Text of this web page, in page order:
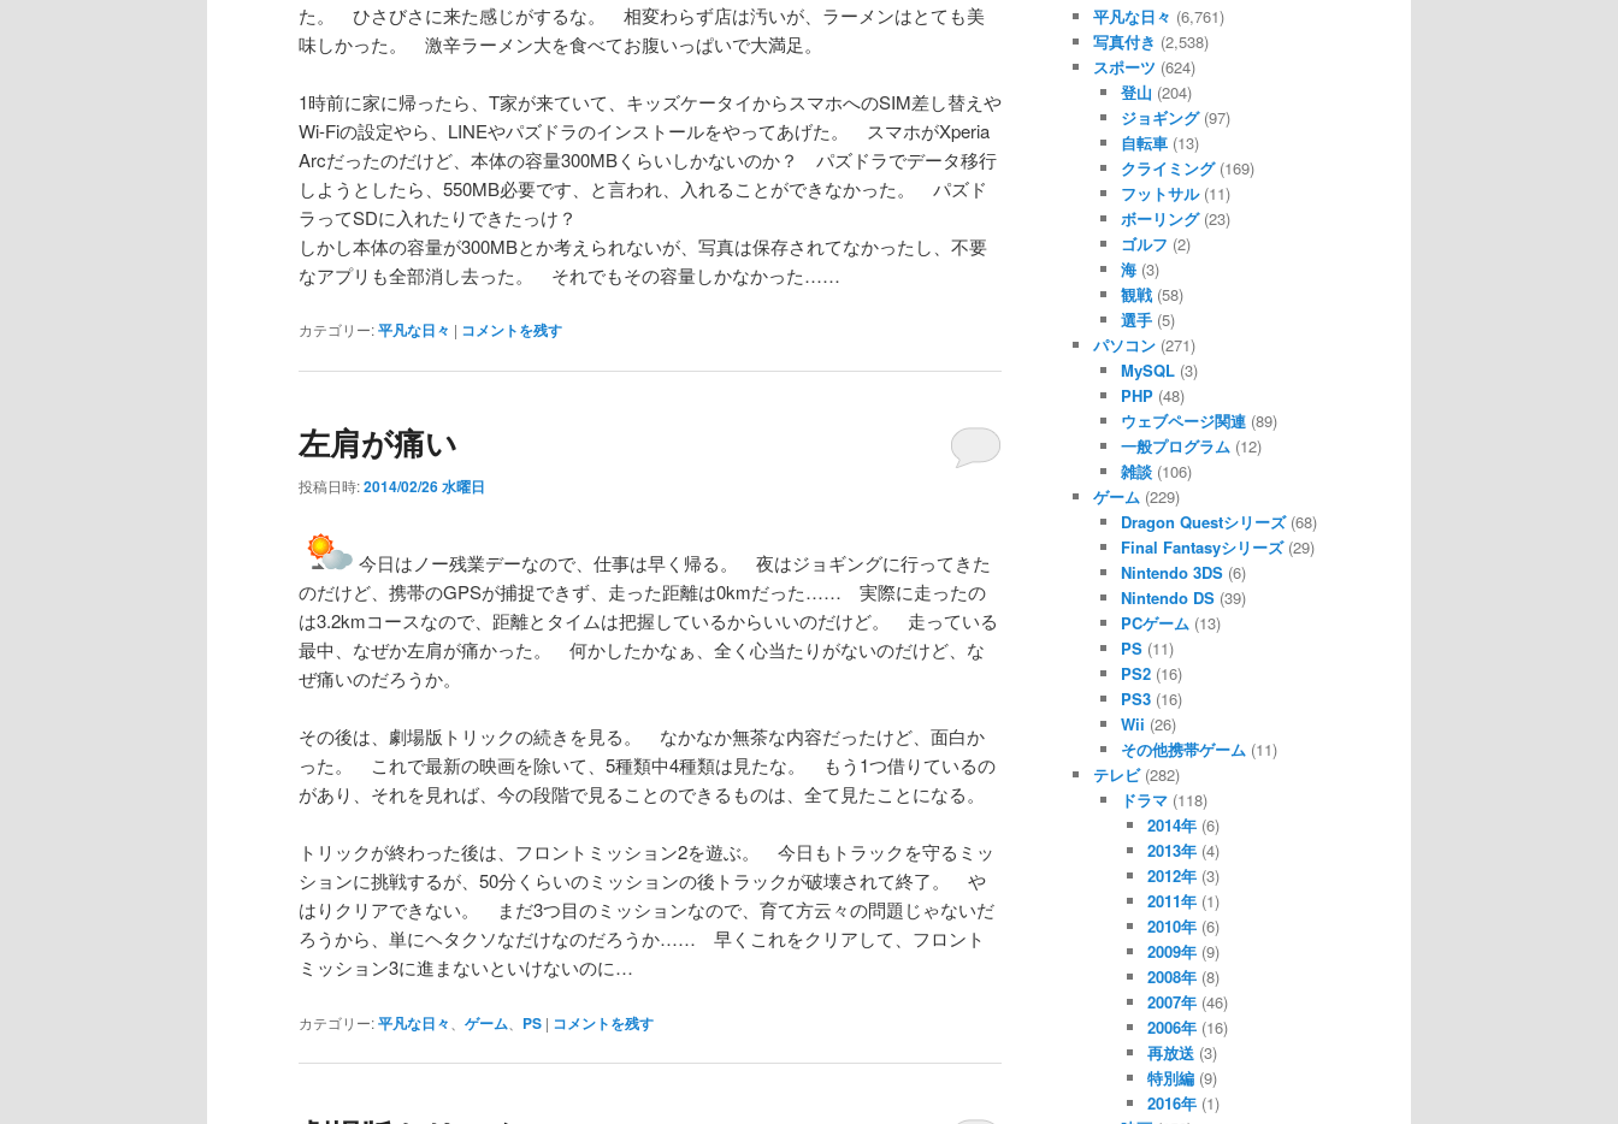
た。 ひさびさに来た感じがするな。 相変わらず店は汚いが、ラーメンはとても美
味しかった。 激辛ラーメン大を食べてお腹いっぱいで大満足。
1時前に家に帰ったら、T家が来ていて、キッズケータイからスマホへのSIM差し替えや
Wi-Fiの設定やら、LINEやパズドラのインストールをやってあげた。 スマホがXperia
Arcだったのだけど、本体の容量300MBくらいしかないのか？ パズドラでデータ移行
しようとしたら、550MB必要です、と言われ、入れることができなかった。 パズド
ラってSDに入れたりできたっけ？
しかし本体の容量が300MBとか考えられないが、写真は保存されてなかったし、不要
なアプリも全部消し去った。 それでもその容量しかなかった……
カテゴリー:平凡な日々 | コメントを残す
左肩が痛い
投稿日時:2014/02/26 水曜日
今日はノー残業デーなので、仕事は早く帰る。 夜はジョギングに行ってきた
のだけど、携帯のGPSが捕捉できず、走った距離は0kmだった…… 実際に走ったの
は3.2kmコースなので、距離とタイムは把握しているからいいのだけど。 走っている
最中、なぜか左肩が痛かった。 何かしたかなぁ、全く心当たりがないのだけど、な
ぜ痛いのだろうか。
その後は、劇場版トリックの続きを見る。 なかなか無茶な内容だったけど、面白か
った。 これで最新の映画を除いて、5種類中4種類は見たな。 もう1つ借りているの
があり、それを見れば、今の段階で見ることのできるものは、全て見たことになる。
トリックが終わった後は、フロントミッション2を遊ぶ。 今日もトラックを守るミッ
ションに挑戦するが、50分くらいのミッションの後トラックが破壊されて終了。 や
はりクリアできない。 まだ3つ目のミッションなので、育て方云々の問題じゃないだ
ろうから、単にヘタクソなだけなのだろうか…… 早くこれをクリアして、フロント
ミッション3に進まないといけないのに…
カテゴリー:平凡な日々 ゲーム PS | コメントを残す
平凡な日々 (6,761)
写真付き (2,538)
スポーツ (624)
登山 (204)
ジョギング(97)
自転車(13)
クライミング(169)
フットサル(11)
ボーリング(23)
ゴルフ (2)
海(3)
観戦(58)
選手(5)
パソコン (271)
MySQL(3)
PHP(48)
ウェブページ関連(89)
一般プログラム (12)
雑談(106)
ゲーム (229)
Dragon Questシリーズ(68)
Final Fantasyシリーズ(29)
Nintendo 3DS(6)
Nintendo DS(39)
PCゲーム (13)
PS(11)
PS2(16)
PS3(16)
Wii (26)
その他携帯ゲーム (11)
テレビ(282)
ドラマ(118)
2014年 (6)
2013年 (4)
2012年 (3)
2011年 (1)
2010年 (6)
2009年 (9)
2008年 (8)
2007年 (46)
2006年 (16)
再放送 (3)
特別編 (9)
2016年 (1)